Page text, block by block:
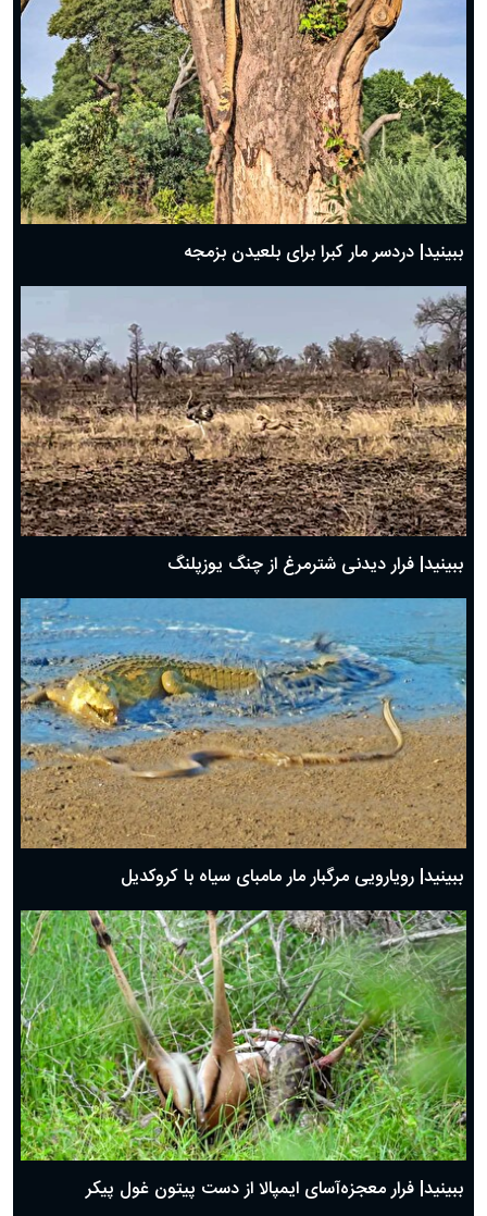
ببینید| دردسر مار کبرا برای بلعیدن بزمجه
ببینید| فرار دیدنی شترمرغ از چنگ یوزپلنگ
ببینید| رویارویی مرگبار مار مامبای سیاه با کروکدیل
ببینید| فرار معجزه‌آسای ایمپالا از دست پیتون غول پیکر